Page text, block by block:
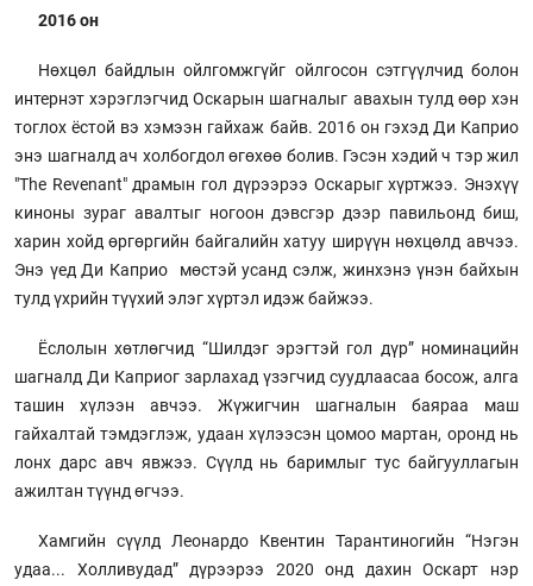
2016 он
Нөхцөл байдлын ойлгомжгүйг ойлгосон сэтгүүлчид болон
интернэт хэрэглэгчид Оскарын шагналыг авахын тулд өөр хэн
тоглох ёстой вэ хэмээн гайхаж байв. 2016 он гэхэд Ди Каприо
энэ шагналд ач холбогдол өгөхөө болив. Гэсэн хэдий ч тэр жил
"The Revenant" драмын гол дүрээрээ Оскарыг хүртжээ. Энэхүү
киноны зураг авалтыг ногоон дэвсгэр дээр павильонд биш,
харин хойд өргөргийн байгалийн хатуу ширүүн нөхцөлд авчээ.
Энэ үед Ди Каприо мөстэй усанд сэлж, жинхэнэ үнэн байхын
тулд үхрийн түүхий элэг хүртэл идэж байжээ.
Ёслолын хөтлөгчид “Шилдэг эрэгтэй гол дүр” номинацийн
шагналд Ди Каприог зарлахад үзэгчид суудлаасаа босож, алга
ташин хүлээн авчээ. Жүжигчин шагналын баяраа маш
гайхалтай тэмдэглэж, удаан хүлээсэн цомоо мартан, оронд нь
лонх дарс авч явжээ. Сүүлд нь баримлыг тус байгууллагын
ажилтан түүнд өгчээ.
Хамгийн сүүлд Леонардо Квентин Тарантиногийн “Нэгэн
удаа... Холливудад” дүрээрээ 2020 онд дахин Оскарт нэр